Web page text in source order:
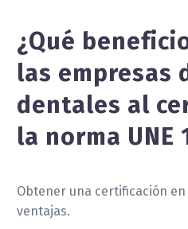
¿Qué
las empresas
dentales al
la norma UNE
Obtener una certificación en
ventajas.